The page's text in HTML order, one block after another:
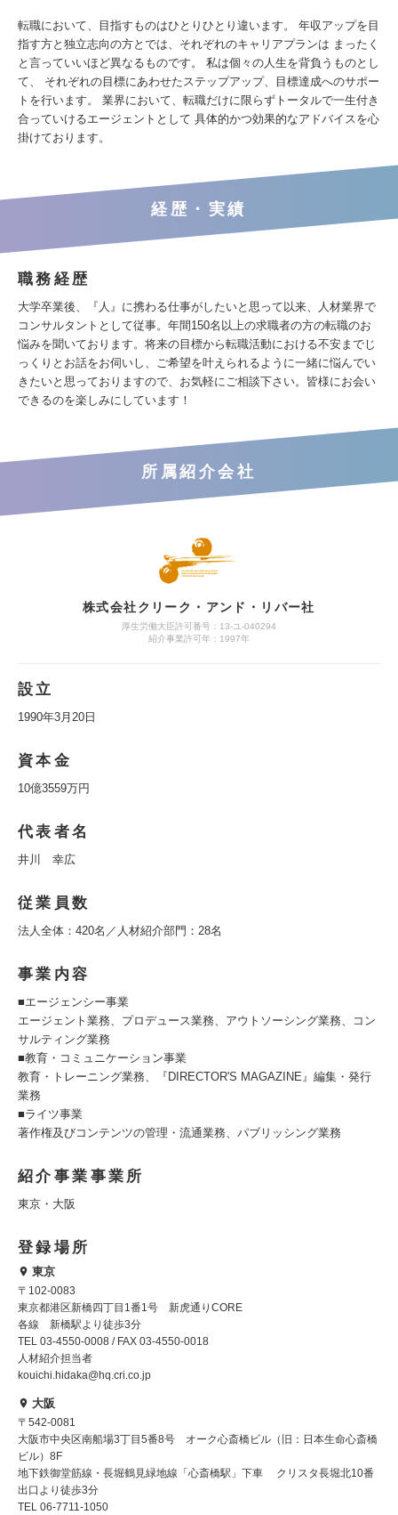
転職において、目指すものはひとりひとり違います。 年収アップを目
指す方と独立志向の方とでは、それぞれのキャリアプランは まったく
と言っていいほど異なるものです。 私は個々の人生を背負うものとし
て、 それぞれの目標にあわせたステップアップ、目標達成へのサポー
トを行います。 業界において、転職だけに限らずトータルで一生付き
合っていけるエージェントとして 具体的かつ効果的なアドバイスを心
掛けております。
経歴・実績
職務経歴
大学卒業後、『人』に携わる仕事がしたいと思って以来、人材業界で
コンサルタントとして従事。年間150名以上の求職者の方の転職のお
悩みを聞いております。将来の目標から転職活動における不安までじ
っくりとお話をお伺いし、ご希望を叶えられるように一緒に悩んでい
きたいと思っておりますので、お気軽にご相談下さい。皆様にお会い
できるのを楽しみにしています！
所属紹介会社
株式会社クリーク・アンド・リバー社
厚生労働大臣許可番号：13-ユ-040294
紹介事業許可年：1997年
設立
1990年3月20日
資本金
10億3559万円
代表者名
井川 幸広
従業員数
法人全体：420名／人材紹介部門：28名
事業内容
■エージェンシー事業
エージェント業務、プロデュース業務、アウトソーシング業務、コン
サルティング業務
■教育・コミュニケーション事業
教育・トレーニング業務、『DIRECTOR'S MAGAZINE』編集・発行
業務
■ライツ事業
著作権及びコンテンツの管理・流通業務、パブリッシング業務
紹介事業事業所
東京・大阪
登録場所
東京
〒102-0083
東京都港区新橋四丁目1番1号 新虎通りCORE
各線 新橋駅より徒歩3分
TEL 03-4550-0008 / FAX 03-4550-0018
人材紹介担当者
kouichi.hidaka@hq.cri.co.jp
大阪
〒542-0081
大阪市中央区南船場3丁目5番8号 オーク心斎橋ビル（旧：日本生命心斎橋
ビル）8F
地下鉄御堂筋線・長堀鶴見緑地線「心斎橋駅」下車 クリスタ長堀北10番
出口より徒歩3分
TEL 06-7711-1050